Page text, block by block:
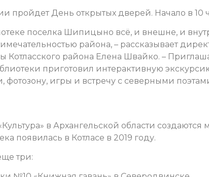
пройдет День открытых дверей. Начало в 10
поселка Шипицыно всё, и внешне, и
района, – рассказывает
Котласского района Елена Швайко. –
приготовил интерактивную
фотозону, игры и встречу с северными
в Архангельской области
появилась в Котласе в 2019 году.
три: